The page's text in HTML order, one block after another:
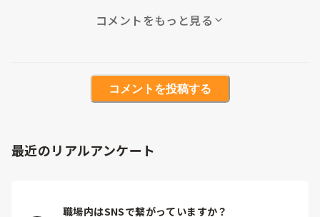
コメントをもっと見る
コメントを投稿する
最近のリアルアンケート
職場内はSNSで繋がっていますか？